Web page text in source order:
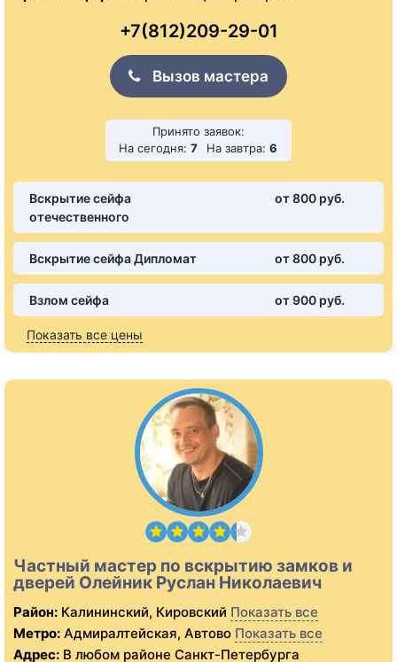
+7(812)209-29-01
Вызов мастера
Принято заявок:
На сегодня: 7 На завтра: 6
Вскрытие сейфа
отечественного
от 800 pуб.
Вскрытие сейфа Дипломат от 800 pуб.
Взлом сейфа от 900 pуб.
Показать все цены
Частный мастер по вскрытию замков и
дверей Олейник Руслан Николаевич
Район: Калининский, Кировский Показать все
Метро: Адмиралтейская, Автово Показать все
Адрес: В любом районе Санкт-Петербурга